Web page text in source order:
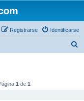
Identificarse
Registrarse
1 de 1